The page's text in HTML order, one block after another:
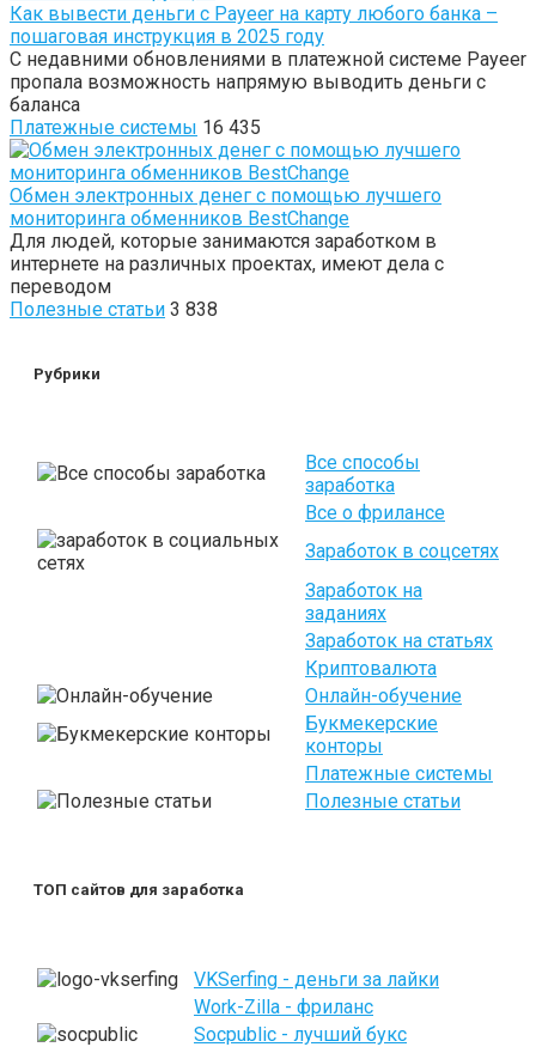
Как вывести деньги с Payeer на карту любого банка –
пошаговая инструкция в 2025 году
С недавними обновлениями в платежной системе Payeer
пропала возможность напрямую выводить деньги с
баланса
Платежные системы 16 435
Обмен электронных денег с помощью лучшего
мониторинга обменников BestChange
Для людей, которые занимаются заработком в
интернете на различных проектах, имеют дела с
переводом
Полезные статьи 3 838
Рубрики
Все способы
заработка
Все о фрилансе
Заработок в соцсетях
Заработок на
заданиях
Заработок на статьях
Криптовалюта
Онлайн-обучение
Букмекерские
конторы
Платежные системы
Полезные статьи
ТОП сайтов для заработка
VKSerfing - деньги за лайки
Work-Zilla - фриланс
Socpublic - лучший букс